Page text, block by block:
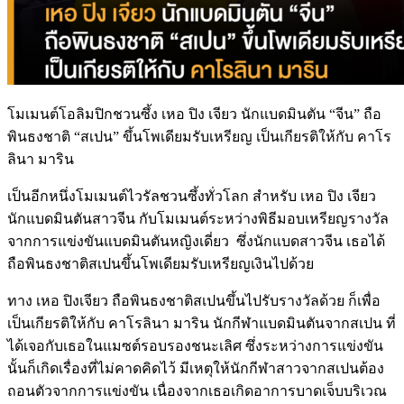
โมเมนต์โอลิมปิกชวนซึ้ง เหอ ปิง เจียว นักแบดมินตัน “จีน” ถือ
พินธงชาติ “สเปน” ขึ้นโพเดียมรับเหรียญ เป็นเกียรติให้กับ คาโร
ลินา มาริน
เป็นอีกหนึ่งโมเมนต์ไวรัลชวนซึ้งทั่วโลก สำหรับ เหอ ปิง เจียว
นักแบดมินตันสาวจีน กับโมเมนต์ระหว่างพิธีมอบเหรียญรางวัล
จากการแข่งขันแบดมินตันหญิงเดี่ยว ซึ่งนักแบดสาวจีน เธอได้
ถือพินธงชาติสเปนขึ้นโพเดียมรับเหรียญเงินไปด้วย
ทาง เหอ ปิงเจียว ถือพินธงชาติสเปนขึ้นไปรับรางวัลด้วย ก็เพื่อ
เป็นเกียรติให้กับ คาโรลินา มาริน นักกีฬาแบดมินตันจากสเปน ที่
ได้เจอกับเธอในแมซต์รอบรองชนะเลิศ ซึ่งระหว่างการแข่งขัน
นั้นก็เกิดเรื่องที่ไม่คาดคิดไว้ มีเหตุให้นักกีฬาสาวจากสเปนต้อง
ถอนตัวจากการแข่งขัน เนื่องจากเธอเกิดอาการบาดเจ็บบริเวณ